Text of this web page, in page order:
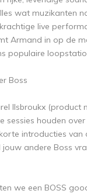
wat muzikanten
live
Armand in op de
populaire
Boss
Ilsbroukx (product
sessies houden
introducties van
jouw andere Boss
we een BOSS